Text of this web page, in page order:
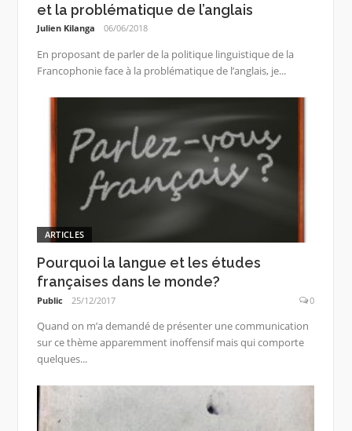
et la problématique de l’anglais
Julien Kilanga 06/06/2018
En proposant de parler de la politique linguistique de la
Francophonie face à la problématique de l’anglais, je...
ARTICLES
Pourquoi la langue et les études
françaises dans le monde?
Public 25/12/2017 0
Quand on m’a demandé de présenter une communication
sur ce thème apparemment inoffensif mais qui comporte
quelques...